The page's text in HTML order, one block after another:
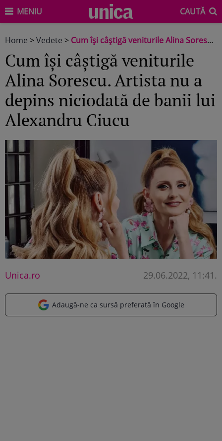
MENIU CAUTĂ
Home >Vedete > Cum își câștigă veniturile Alina Sorescu. Artista nu a depins niciodată de banii lui Alexandru Ciucu
Cum își câștigă veniturile
Alina Sorescu. Artista nu a
depins niciodată de banii lui
Alexandru Ciucu
Unica.ro 29.06.2022, 11:41 .
Adaugă-ne ca sursă preferată în Google